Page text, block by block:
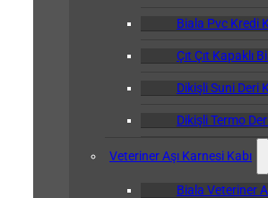
Biala Pvc Kredi
Çıt Çıt Kapaklı
Dikişli Suni Deri
Dikişli Termo
Veteriner Aşı Karnesi Kabı
Biala Veteriner